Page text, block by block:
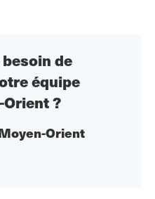
de
équipe
?
Orient